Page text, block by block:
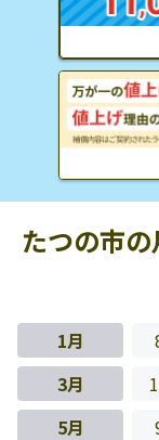
たつの市
1月
3月
5月